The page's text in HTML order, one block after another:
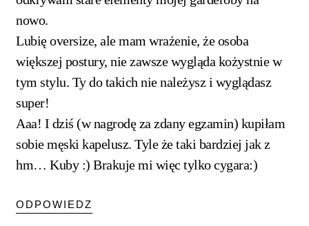
nowo.
Lubię oversize, ale mam wrażenie, że osoba
większej postury, nie zawsze wygląda kożystnie w
tym stylu. Ty do takich nie należysz i wyglądasz
super!
Aaa! I dziś (w nagrodę za zdany egzamin) kupiłam
sobie męski kapelusz. Tyle że taki bardziej jak z
hm… Kuby :) Brakuje mi więc tylko cygara:)
ODPOWIEDZ